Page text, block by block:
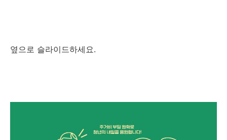
옆으로 슬라이드하세요.